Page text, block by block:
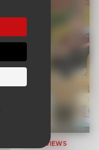
INTERVIEWS